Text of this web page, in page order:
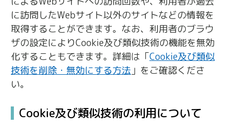
に訪問したWebサイト以外のサイトなどの情報を
取得することができます。なお、利用者のブラウ
ザの設定によりCookie及び類似技術の機能を無効
化することもできます。詳細は「Cookie及び類似
技術を削除・無効にする方法」をご確認くださ
い。
Cookie及び類似技術の利用について